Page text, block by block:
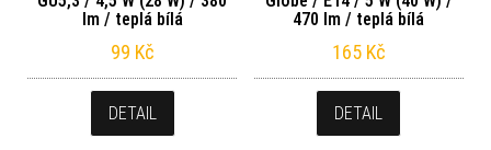
lm / teplá bílá
99 Kč
DETAIL
470 lm / teplá bílá
165 Kč
DETAIL